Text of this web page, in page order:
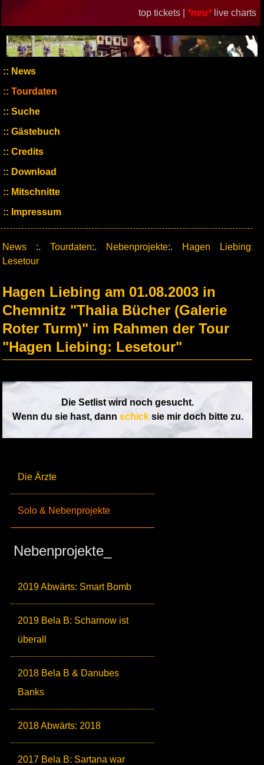
top tickets | *neu* live charts
News
Tourdaten
Suche
Gästebuch
Credits
Download
Mitschnitte
Impressum
Die Ärzte
Solo & Nebenprojekte
Nebenprojekte_
2019 Abwärts: Smart Bomb
2019 Bela B: Scharnow ist
überall
2018 Bela B & Danubes
Banks
2018 Abwärts: 2018
2017 Bela B: Sartana war
News :. Tourdaten:. Nebenprojekte:.
Hagen Liebing:
Lesetour
Hagen Liebing am 01.08.2003 in
Chemnitz "Thalia Bücher (Galerie
Roter Turm)" im Rahmen der Tour
"Hagen Liebing: Lesetour"
Die Setlist wird noch gesucht.
Wenn du sie hast, dann schicksie mir doch bitte zu.